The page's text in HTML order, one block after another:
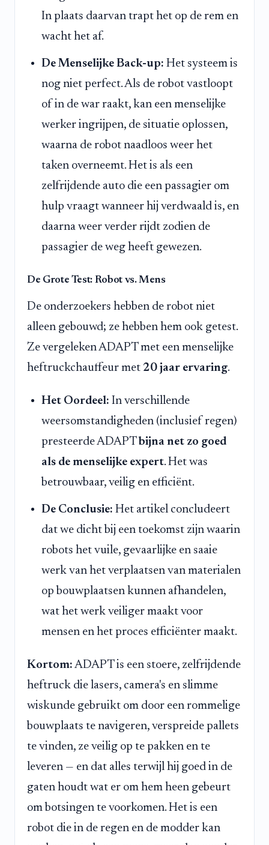
In plaats daarvan trapt het op de rem en
wacht het af.
De Menselijke Back-up: Het systeem is
nog niet perfect. Als de robot vastloopt
of in de war raakt, kan een menselijke
werker ingrijpen, de situatie oplossen,
waarna de robot naadloos weer het
taken overneemt. Het is als een
zelfrijdende auto die een passagier om
hulp vraagt wanneer hij verdwaald is, en
daarna weer verder rijdt zodien de
passagier de weg heeft gewezen.
De Grote Test: Robot vs. Mens
De onderzoekers hebben de robot niet
alleen gebouwd; ze hebben hem ook getest.
Ze vergeleken ADAPT met een menselijke
heftruckchauffeur met 20 jaar ervaring.
Het Oordeel: In verschillende
weersomstandigheden (inclusief regen)
presteerde ADAPTbijna net zo goed
als de menselijke expert. Het was
betrouwbaar, veilig en efficiënt.
De Conclusie: Het artikel concludeert
dat we dicht bij een toekomst zijn waarin
robots het vuile, gevaarlijke en saaie
werk van het verplaatsen van materialen
op bouwplaatsen kunnen afhandelen,
wat het werk veiliger maakt voor
mensen en het proces efficiënter maakt.
Kortom: ADAPT is een stoere, zelfrijdende
heftruck die lasers, camera's en slimme
wiskunde gebruikt om door een rommelige
bouwplaats te navigeren, verspreide pallets
te vinden, ze veilig op te pakken en te
leveren — en dat alles terwijl hij goed in de
gaten houdt wat er om hem heen gebeurt
om botsingen te voorkomen. Het is een
robot die in de regen en de modder kan